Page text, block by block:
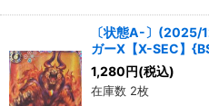
〔状態A-〕(2025/
ガーX【X-SEC】
1,280 円(税込)
在庫数 2枚